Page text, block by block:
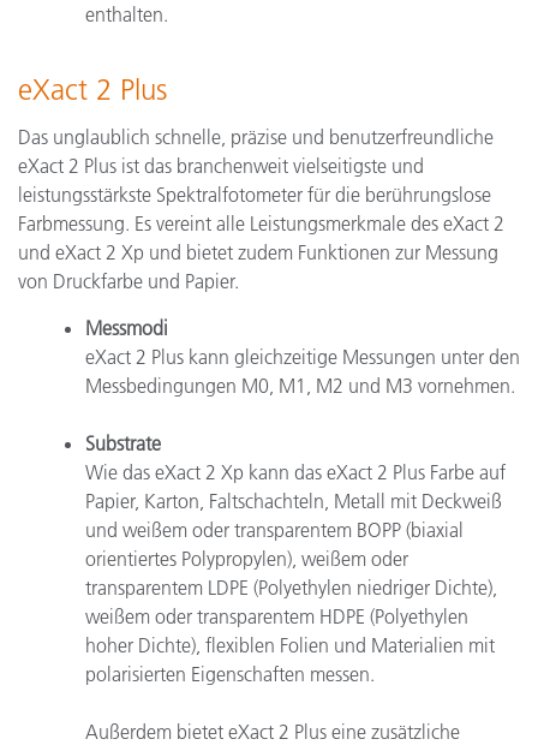
enthalten.
eXact 2 Plus
Das unglaublich schnelle, präzise und benutzerfreundliche
eXact 2 Plus ist das branchenweit vielseitigste und
leistungsstärkste Spektralfotometer für die berührungslose
Farbmessung. Es vereint alle Leistungsmerkmale des eXact 2
und eXact 2 Xp und bietet zudem Funktionen zur Messung
von Druckfarbe und Papier.
Messmodi
eXact 2 Plus kann gleichzeitige Messungen unter den
Messbedingungen M0, M1, M2 und M3 vornehmen.
Substrate
Wie das eXact 2 Xp kann das eXact 2 Plus Farbe auf
Papier, Karton, Faltschachteln, Metall mit Deckweiß
und weißem oder transparentem BOPP (biaxial
orientiertes Polypropylen), weißem oder
transparentem LDPE (Polyethylen niedriger Dichte),
weißem oder transparentem HDPE (Polyethylen
hoher Dichte), flexiblen Folien und Materialien mit
polarisierten Eigenschaften messen.
Außerdem bietet eXact 2 Plus eine zusätzliche